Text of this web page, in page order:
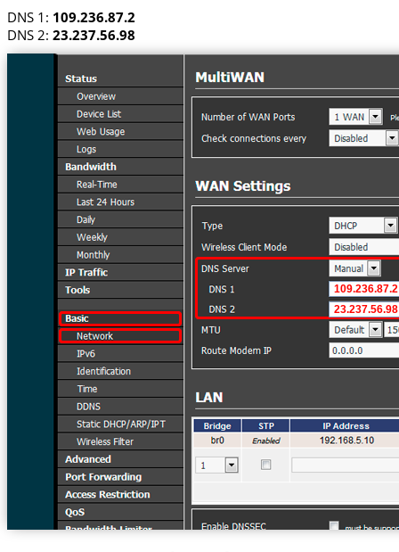
DNS 1: 109.236.87.2
DNS 2: 23.237.56.98